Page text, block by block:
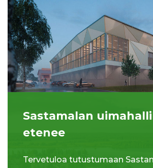
Sastamalan
etenee
Tervetuloa tutustumaan